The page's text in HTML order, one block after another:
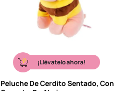
¡Llévatelo ahora!
Peluche De Cerdito Sentado, Con